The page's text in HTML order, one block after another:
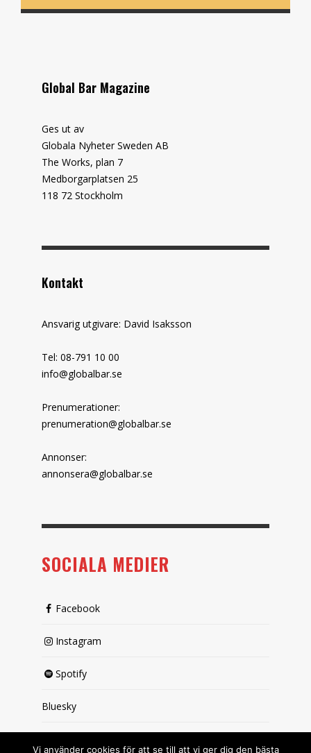
Global Bar Magazine
Ges ut av
Globala Nyheter Sweden AB
The Works, plan 7
Medborgarplatsen 25
118 72 Stockholm
Kontakt
Ansvarig utgivare: David Isaksson
Tel: 08-791 10 00
info@globalbar.se
Prenumerationer:
prenumeration@globalbar.se
Annonser:
annonsera@globalbar.se
SOCIALA MEDIER
Facebook
Instagram
Spotify
Bluesky
Vi använder cookies för att se till att vi ger dig den bästa